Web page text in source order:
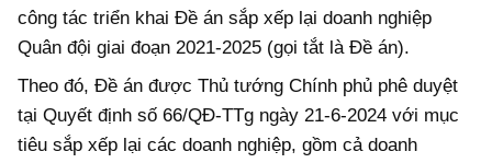
công tác triển khai Đề án sắp xếp lại doanh nghiệp
Quân đội giai đoạn 2021-2025 (gọi tắt là Đề án).
Theo đó, Đề án được Thủ tướng Chính phủ phê duyệt
tại Quyết định số 66/QĐ-TTg ngày 21-6-2024 với mục
tiêu sắp xếp lại các doanh nghiệp, gồm cả doanh